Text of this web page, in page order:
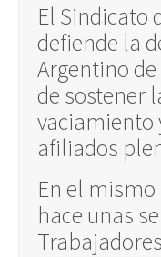
El Sindicato
defiende la
Argentino
de sostener
vaciamiento
afiliados
En el
hace unas